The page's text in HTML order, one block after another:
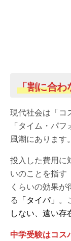
「割に合わ
現代社会は「コ
「タイム・パ
風潮にあります。
投入した費用に
いのことを指す
くらいの効果
る 「タイパ」 。
しない、遠い存
中学受験はコス